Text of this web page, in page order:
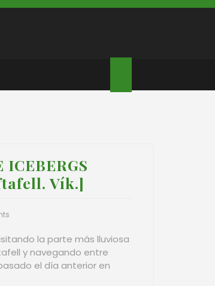
Vík.]
la parte más lluviosa
y navegando entre
el día anterior en